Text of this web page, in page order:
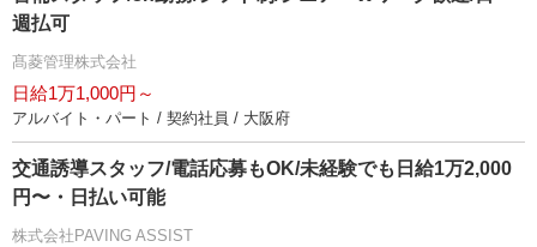
週払可
髙菱管理株式会社
日給1万1,000円～
アルバイト・パート / 契約社員 / 大阪府
交通誘導スタッフ/電話応募もOK/未経験でも日給1万2,000
円〜・日払い可能
株式会社PAVING ASSIST